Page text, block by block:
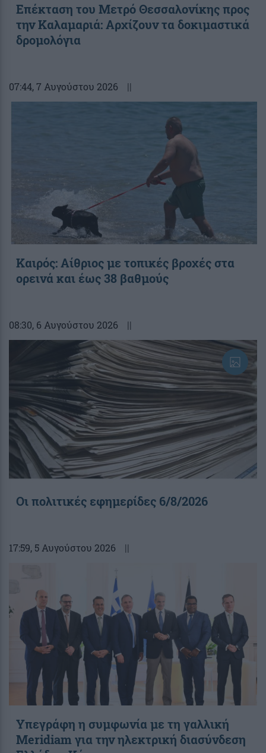
Επέκταση του Μετρό Θεσσαλονίκης προς
την Καλαμαριά: Αρχίζουν τα δοκιμαστικά
δρομολόγια
07:44, 7 Αυγούστου 2026 ||
Καιρός: Αίθριος με τοπικές βροχές στα
ορεινά και έως 38 βαθμούς
08:30, 6 Αυγούστου 2026 ||
Οι πολιτικές εφημερίδες 6/8/2026
17:59, 5 Αυγούστου 2026 ||
Υπεγράφη η συμφωνία με τη γαλλική
Meridiam για την ηλεκτρική διασύνδεση